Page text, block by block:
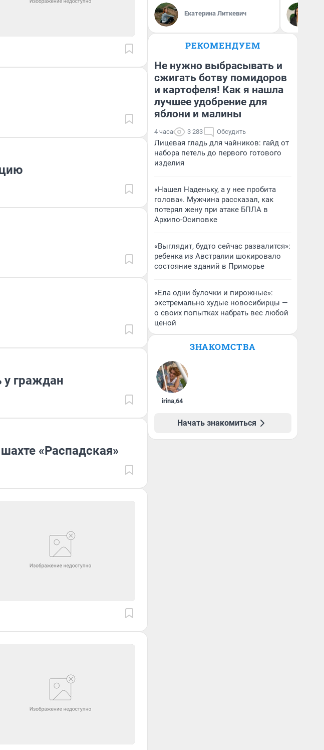
у граждан
«Распадская»
Екатерина Литкевич
РЕКОМЕНДУЕМ
Не нужно выбрасывать и
сжигать ботву помидоров
и картофеля! Как я нашла
лучшее удобрение для
яблони и малины
4 часа 3 283 Обсудить
Лицевая гладь для чайников: гайд от
набора петель до первого готового
изделия
«Нашел Наденьку, а у нее пробита
голова». Мужчина рассказал, как
потерял жену при атаке БПЛА в
Архипо-Осиповке
«Выглядит, будто сейчас развалится»:
ребенка из Австралии шокировало
состояние зданий в Приморье
«Ела одни булочки и пирожные»:
экстремально худые новосибирцы —
о своих попытках набрать вес любой
ценой
ЗНАКОМСТВА
irina,64
Начать знакомиться